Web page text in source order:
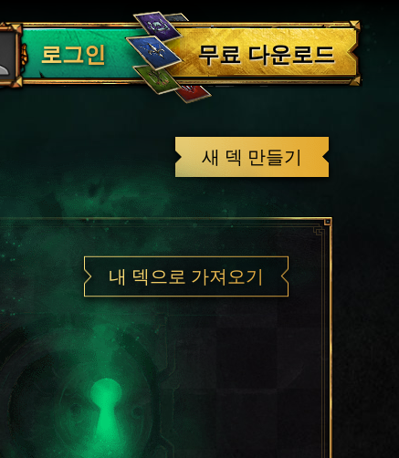
로그인
로그아웃
무료 다운로드
새 덱 만들기
내 덱으로 가져오기